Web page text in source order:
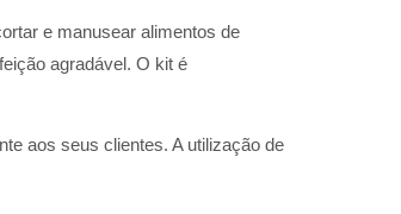
e manusear alimentos de
agradável. O kit é
aos seus clientes. A utilização de